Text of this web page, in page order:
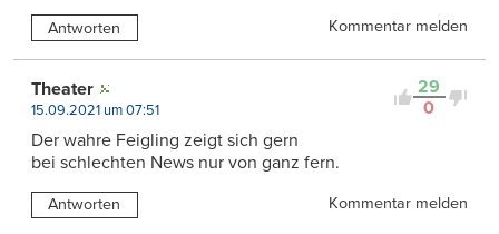
Antworten Kommentar melden
29
0
Theater
15.09.2021 um 07:51
Der wahre Feigling zeigt sich gern
bei schlechten News nur von ganz fern.
Antworten Kommentar melden